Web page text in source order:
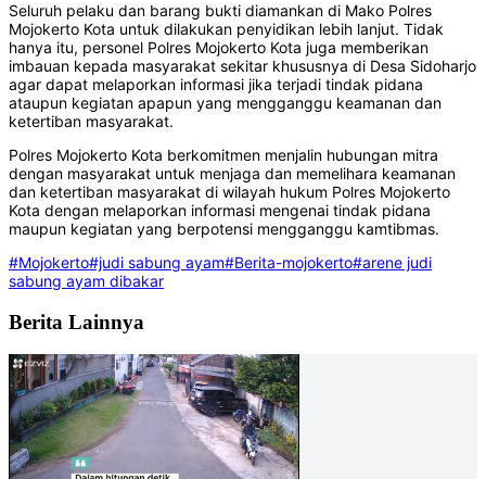
Seluruh pelaku dan barang bukti diamankan di Mako Polres
Mojokerto Kota untuk dilakukan penyidikan lebih lanjut. Tidak
hanya itu, personel Polres Mojokerto Kota juga memberikan
imbauan kepada masyarakat sekitar khususnya di Desa Sidoharjo
agar dapat melaporkan informasi jika terjadi tindak pidana
ataupun kegiatan apapun yang mengganggu keamanan dan
ketertiban masyarakat.
Polres Mojokerto Kota berkomitmen menjalin hubungan mitra
dengan masyarakat untuk menjaga dan memelihara keamanan
dan ketertiban masyarakat di wilayah hukum Polres Mojokerto
Kota dengan melaporkan informasi mengenai tindak pidana
maupun kegiatan yang berpotensi mengganggu kamtibmas.
#Mojokerto#judi sabung ayam#Berita-mojokerto#arene judi
sabung ayam dibakar
Berita Lainnya